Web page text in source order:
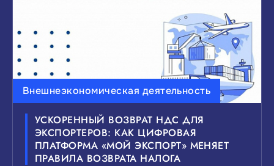
Внешнеэкономическая деятельность
УСКОРЕННЫЙ ВОЗВРАТ НДС ДЛЯ
ЭКСПОРТЕРОВ: КАК ЦИФРОВАЯ
ПЛАТФОРМА «МОЙ ЭКСПОРТ» МЕНЯЕТ
ПРАВИЛА ВОЗВРАТА НАЛОГА